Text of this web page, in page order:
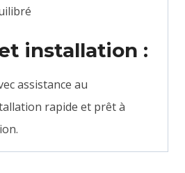
installation :
assistance au
rapide et prêt à